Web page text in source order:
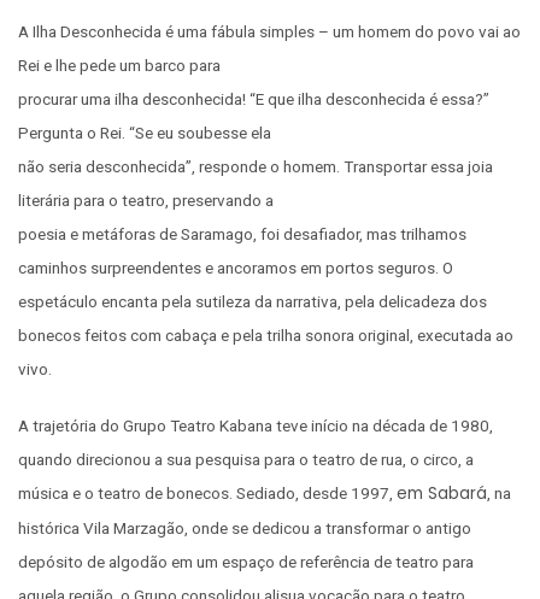
A Ilha Desconhecida é uma fábula simples – um homem do povo vai ao
Rei e lhe pede um barco para
procurar uma ilha desconhecida! “E que ilha desconhecida é essa?”
Pergunta o Rei. “Se eu soubesse ela
não seria desconhecida”, responde o homem. Transportar essa joia
literária para o teatro, preservando a
poesia e metáforas de Saramago, foi desafiador, mas trilhamos
caminhos surpreendentes e ancoramos em portos seguros. O
espetáculo encanta pela sutileza da narrativa, pela delicadeza dos
bonecos feitos com cabaça e pela trilha sonora original, executada ao
vivo.
A trajetória do Grupo Teatro Kabana teve início na década de 1980,
quando direcionou a sua pesquisa para o teatro de rua, o circo, a
música e o teatro de bonecos. Sediado, desde 1997, em Sabará , na
histórica Vila Marzagão, onde se dedicou a transformar o antigo
depósito de algodão em um espaço de referência de teatro para